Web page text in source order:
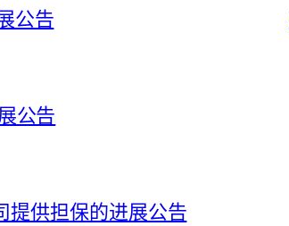
公告
公告
提供担保的进展公告